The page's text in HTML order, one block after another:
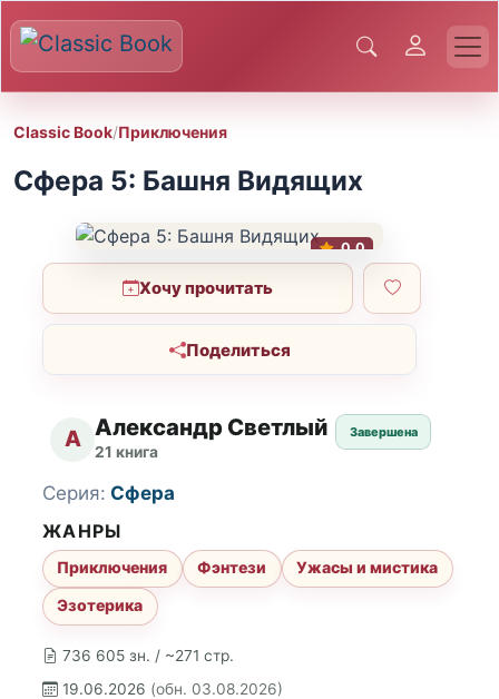
Classic Book/Приключения
Сфера 5: Башня Видящих
0.0
Хочу прочитать
Поделиться
А Александр Светлый
21 книга
Завершена
736 605 зн. / ~271 стр.
19.06.2026 (обн. 03.08.2026)
Серия: Сфера
ЖАНРЫ
Приключения Фэнтези
Ужасы и мистика
Эзотерика